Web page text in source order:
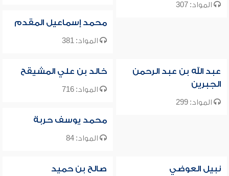
المواد: 307
محمد إسماعيل المقدم
المواد: 381
عبد الله بن عبد الرحمن
الجبرين
المواد: 299
خالد بن علي المشيقح
المواد: 716
محمد يوسف حربة
المواد: 84
نبيل العوضي صالح بن حميد